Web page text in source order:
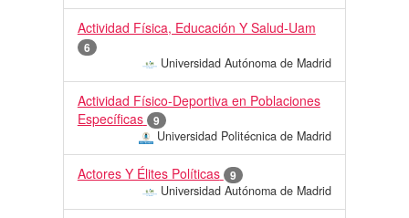
Actividad Física, Educación Y Salud-Uam
6
Universidad Autónoma de Madrid
Actividad Físico-Deportiva en Poblaciones
Específicas
9
Universidad Politécnica de Madrid
Actores Y Élites Políticas
9
Universidad Autónoma de Madrid